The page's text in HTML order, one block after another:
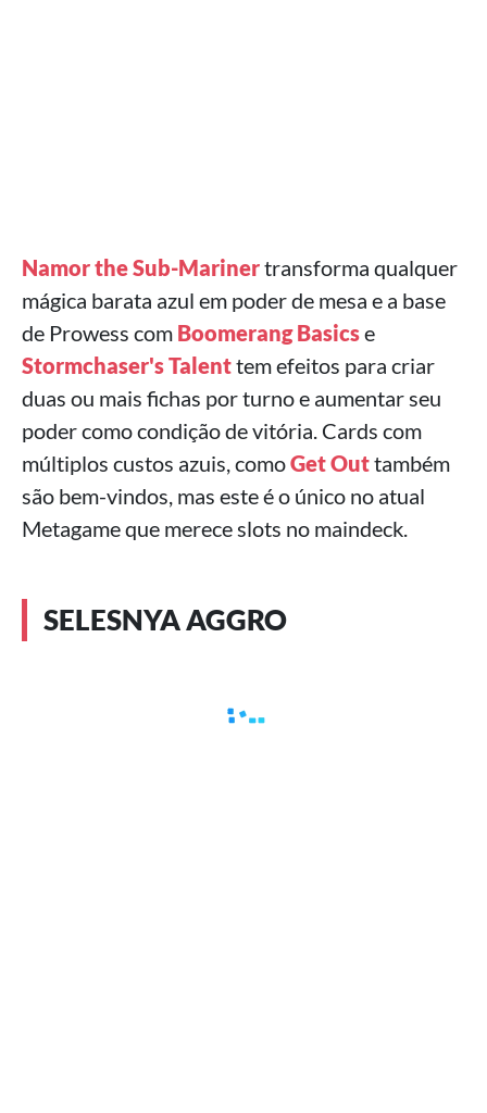
Namor the Sub-Marinertransforma qualquer
mágica barata azul em poder de mesa e a base
de Prowess com Boomerang Basicse
Stormchaser's Talenttem efeitos para criar
duas ou mais fichas por turno e aumentar seu
poder como condição de vitória. Cards com
múltiplos custos azuis, comoGet Outtambém
são bem-vindos, mas este é o único no atual
Metagame que merece slots no maindeck.
SELESNYA AGGRO